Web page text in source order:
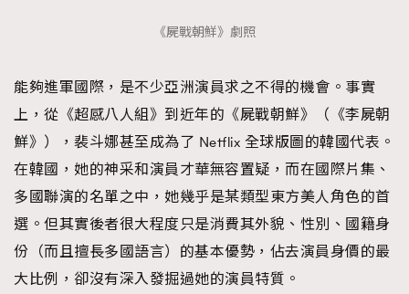
《屍戰朝鮮》劇照
能夠進軍國際，是不少亞洲演員求之不得的機會。事實
上，從《超感八人組》到近年的《屍戰朝鮮》（《李屍朝
鮮》），裴斗娜甚至成為了 Netflix 全球版圖的韓國代表。
在韓國，她的神采和演員才華無容置疑，而在國際片集、
多國聯演的名單之中，她幾乎是某類型東方美人角色的首
選。但其實後者很大程度只是消費其外貌、性別、國籍身
份（而且擅長多國語言）的基本優勢，佔去演員身價的最
大比例，卻沒有深入發掘過她的演員特質。